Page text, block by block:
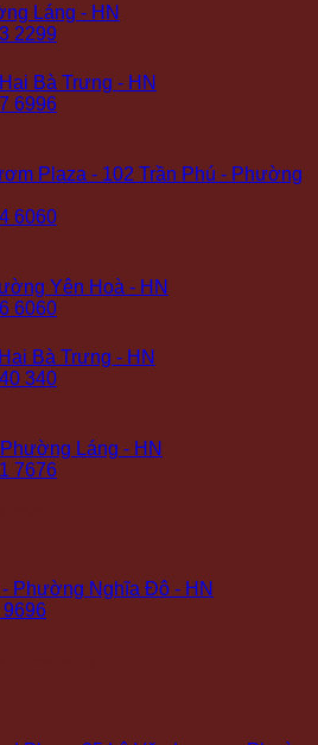
Láng - HN
2299
Bà Trưng - HN
6996
Plaza - 102 Trần Phú - Phường
6060
Yên Hoà - HN
6060
Bà Trưng - HN
340
Láng - HN
7676
Phường Nghĩa Đô - HN
9696